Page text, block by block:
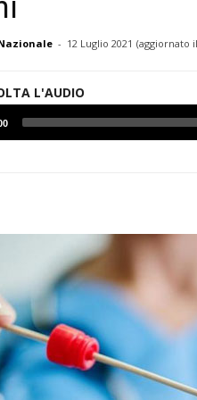
- 12 Luglio 2021 (aggiornato il
L'AUDIO